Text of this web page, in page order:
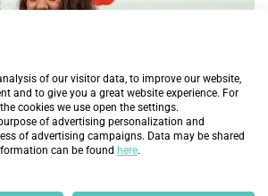
of our visitor data, to improve our website,
and to give you a great website experience. For
cookies we use open the settings.
of advertising personalization and
of advertising campaigns. Data may be shared
can be found here.